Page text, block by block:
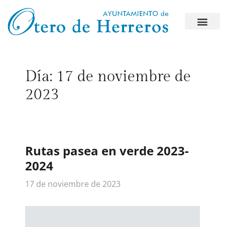
Día: 17 de noviembre de
2023
Rutas pasea en verde 2023-
2024
17 de noviembre de 2023